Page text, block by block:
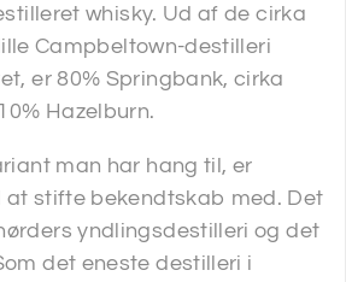
whisky. Ud af de cirka
Campbeltown-destilleri
er 80% Springbank, cirka
Hazelburn.
man har hang til, er
stifte bekendtskab med. Det
yndlingsdestilleri og det
det eneste destilleri i